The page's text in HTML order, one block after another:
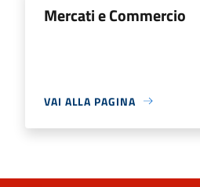
Mercati e Commercio
VAI ALLA PAGINA